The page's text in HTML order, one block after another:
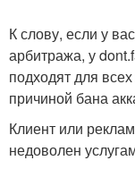
К слову, если у
арбитража, у
подходят для
причиной бана
Клиент или
недоволен